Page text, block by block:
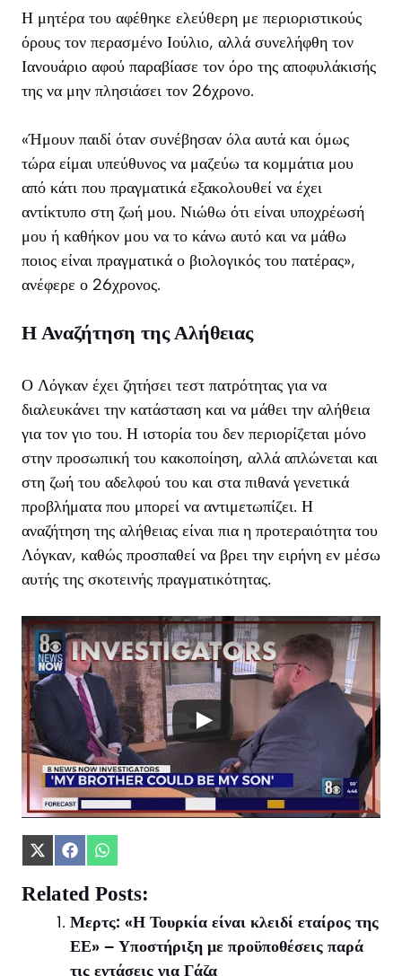
Η μητέρα του αφέθηκε ελεύθερη με περιοριστικούς
όρους τον περασμένο Ιούλιο, αλλά συνελήφθη τον
Ιανουάριο αφού παραβίασε τον όρο της αποφυλάκισής
της να μην πλησιάσει τον 26χρονο.
«Ήμουν παιδί όταν συνέβησαν όλα αυτά και όμως
τώρα είμαι υπεύθυνος να μαζεύω τα κομμάτια μου
από κάτι που πραγματικά εξακολουθεί να έχει
αντίκτυπο στη ζωή μου. Νιώθω ότι είναι υποχρέωσή
μου ή καθήκον μου να το κάνω αυτό και να μάθω
ποιος είναι πραγματικά ο βιολογικός του πατέρας»,
ανέφερε ο 26χρονος.
Η Αναζήτηση της Αλήθειας
Ο Λόγκαν έχει ζητήσει τεστ πατρότητας για να
διαλευκάνει την κατάσταση και να μάθει την αλήθεια
για τον γιο του. Η ιστορία του δεν περιορίζεται μόνο
στην προσωπική του κακοποίηση, αλλά απλώνεται και
στη ζωή του αδελφού του και στα πιθανά γενετικά
προβλήματα που μπορεί να αντιμετωπίζει. Η
αναζήτηση της αλήθειας είναι πια η προτεραιότητα του
Λόγκαν, καθώς προσπαθεί να βρει την ειρήνη εν μέσω
αυτής της σκοτεινής πραγματικότητας.
Share
X
(Twitter)
Share
Facebook
Share
WhatsApp
Related Posts:
Μερτς: «Η Τουρκία είναι κλειδί εταίρος της
ΕΕ» – Υποστήριξη με προϋποθέσεις παρά
τις εντάσεις για Γάζα